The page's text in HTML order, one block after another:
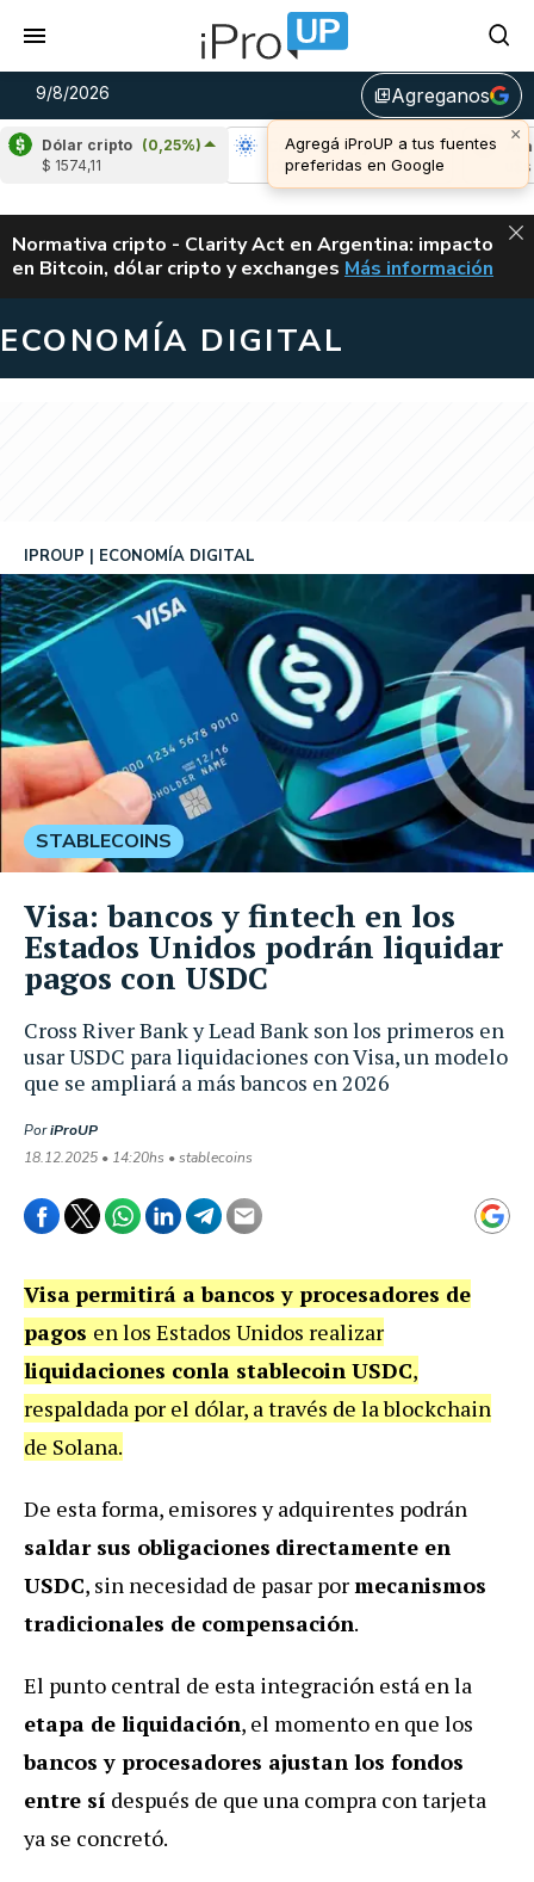
9/8/2026 library_addAgreganos
×
Agregá iProUP a tus fuentes
preferidas en Google
Dólar cripto (0,25%)
$ 1574,11
(0,22%)
1,04
Cardano (-1,54%)
u$s 0,20
u$s 6,46
ALERTA
Normativa cripto - Clarity Act en Argentina: impacto
en Bitcoin, dólar cripto y exchanges CLARITY ACT EN
Más información
ECONOMÍA DIGITAL
Cross River Bank y Lead Bank son los primeros en
usar USDC para liquidaciones con Visa, un modelo
que se ampliará a más bancos en 2026
IPROUP ECONOMÍA DIGITAL
PoriProUP
18.12.2025 • 14:20hs • stablecoins
STABLECOINS
Visa: bancos y fintech en los
Estados Unidos podrán liquidar
pagos con USDC
Visapermitirá a bancos y procesadores de
pagos en los Estados Unidos realizar
liquidaciones conla stablecoin USDC,
respaldada por el dólar, a través de la blockchain
de Solana.
De esta forma, emisores y adquirentes podrán
saldar sus obligaciones directamente en
USDC, sin necesidad de pasar pormecanismos
tradicionales de compensación.
El punto central de esta integración está en la
etapa de liquidación, el momento en que los
bancos y procesadores ajustan los fondos
entre sí después de que una compra con tarjeta
ya se concretó.